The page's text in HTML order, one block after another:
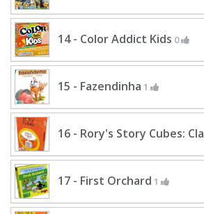
14 - Color Addict Kids 0
15 - Fazendinha 1
16 - Rory's Story Cubes:
17 - First Orchard 1